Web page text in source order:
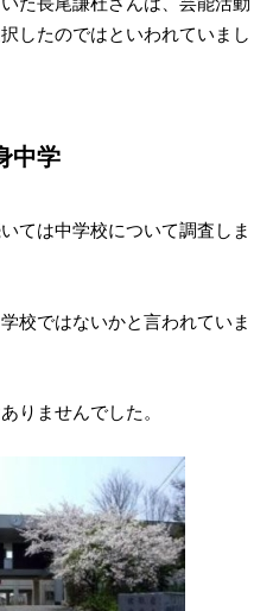
したのではといわれていまし
中学
ては中学校について調査しま
校ではないかと言われていま
りませんでした。